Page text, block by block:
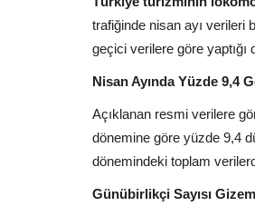
trafiğinde nisan ayı verileri
geçici verilere göre
Nisan Ayında Yüzde 9,4
Açıklanan resmi verilere
dönemine göre yüzde 9,4
dönemindeki toplam
Günübirlikçi Sayısı